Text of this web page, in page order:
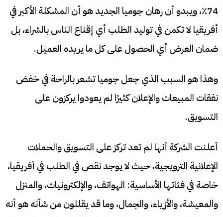
74٪، ويبدو أن رهان جوميا الجديد هو أن المشكلة الأكبر في
أفريقيا لا تكمن في توليد الطلب أي إقناع الناس بالشراء، بل
ضمان العرض أي الحصول على كل ما يريده العميل.
وهذا هو السبب الذي جعل جوميا تشعر بالراحة في خفض
نفقات المبيعات والإعلان كثيرًا لم يعودوا يركزون على
التسويق.
أعلنت الشركة أنها لم تعد تركز على التسويق والحملات
الإعلانية الترويجية، حيث لا يوجد نقص في الطلب في أفريقيا،
خاصة في فئاتها الأساسية: الهواتف، والإلكترونيات، والمنزل
والمعيشة، والأزياء، والجمال، وما قد يقللون من شأنه هو أنه